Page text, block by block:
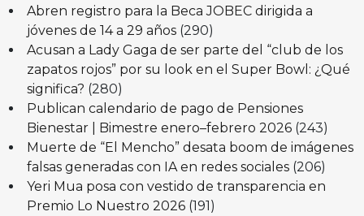
Abren registro para la Beca JOBEC dirigida a
jóvenes de 14 a 29 años (290)
Acusan a Lady Gaga de ser parte del “club de los
zapatos rojos” por su look en el Super Bowl: ¿Qué
significa? (280)
Publican calendario de pago de Pensiones
Bienestar | Bimestre enero–febrero 2026 (243)
Muerte de “El Mencho” desata boom de imágenes
falsas generadas con IA en redes sociales (206)
Yeri Mua posa con vestido de transparencia en
Premio Lo Nuestro 2026 (191)